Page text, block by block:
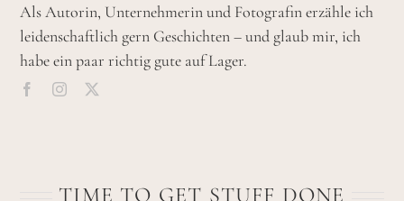
Als Autorin, Unternehmerin und Fotografin erzähle ich
leidenschaftlich gern Geschichten – und glaub mir, ich
habe ein paar richtig gute auf Lager.
TIME TO GET STUFF DONE